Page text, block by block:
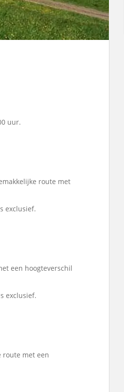
uur.
route met
exclusief.
een hoogteverschil
exclusief.
route met een